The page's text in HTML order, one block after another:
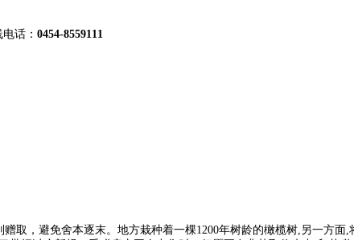
话： 0454-8559111
，避免舍本逐末。地方栽种着一棵1200年树龄的橄榄树,另一方面